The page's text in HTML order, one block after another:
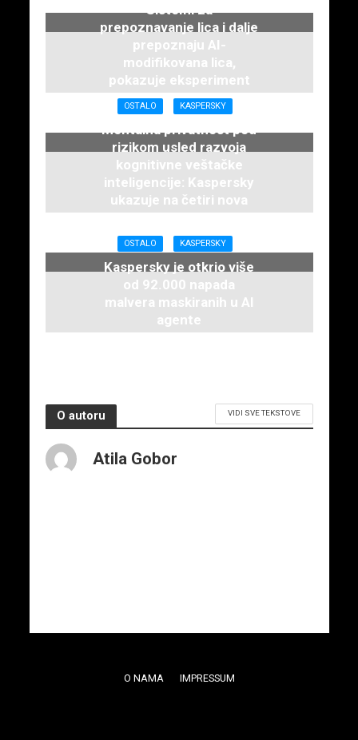
Sistemi za
prepoznavanje lica i dalje
prepoznaju AI-
modifikovana lica,
pokazuje eksperiment
kompanije Kaspersky
21. maja 2026.
OSTALO KASPERSKY
Mentalna privatnost pod
rizikom usled razvoja
kognitivne veštačke
inteligencije: Kaspersky
ukazuje na četiri nova
rizika
21. maja 2026.
OSTALO KASPERSKY
Kaspersky je otkrio više
od 92.000 napada
malvera maskiranih u AI
agente
O autoru VIDI SVE TEKSTOVE
Atila Gobor
O NAMA IMPRESSUM